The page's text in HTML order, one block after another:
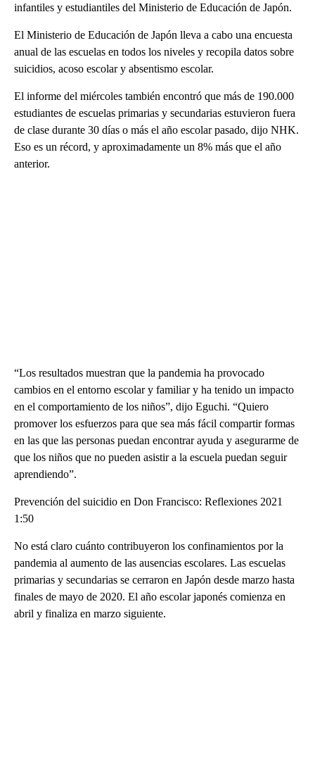
infantiles y estudiantiles del Ministerio de Educación de Japón.
El Ministerio de Educación de Japón lleva a cabo una encuesta
anual de las escuelas en todos los niveles y recopila datos sobre
suicidios, acoso escolar y absentismo escolar.
El informe del miércoles también encontró que más de 190.000
estudiantes de escuelas primarias y secundarias estuvieron fuera
de clase durante 30 días o más el año escolar pasado, dijo NHK.
Eso es un récord, y aproximadamente un 8% más que el año
anterior.
“Los resultados muestran que la pandemia ha provocado
cambios en el entorno escolar y familiar y ha tenido un impacto
en el comportamiento de los niños”, dijo Eguchi. “Quiero
promover los esfuerzos para que sea más fácil compartir formas
en las que las personas puedan encontrar ayuda y asegurarme de
que los niños que no pueden asistir a la escuela puedan seguir
aprendiendo”.
Prevención del suicidio en Don Francisco: Reflexiones 2021
1:50
No está claro cuánto contribuyeron los confinamientos por la
pandemia al aumento de las ausencias escolares. Las escuelas
primarias y secundarias se cerraron en Japón desde marzo hasta
finales de mayo de 2020. El año escolar japonés comienza en
abril y finaliza en marzo siguiente.